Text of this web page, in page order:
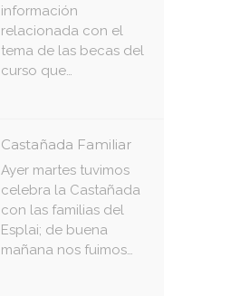
información
relacionada con el
tema de las becas del
curso que…
Castañada Familiar
Ayer martes tuvimos
celebra la Castañada
con las familias del
Esplai; de buena
mañana nos fuimos…